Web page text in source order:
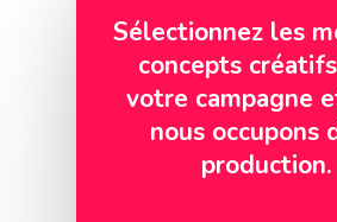
Sélectionnez les
concepts
votre campagne
nous occupons
production.